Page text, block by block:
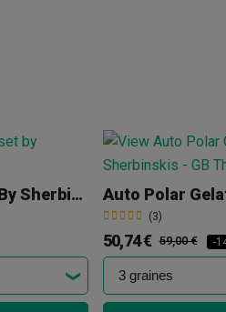
Auto Pink Sunset By Sherbinskis
(3)
50,74 € 59,00 € -